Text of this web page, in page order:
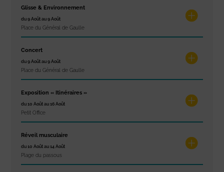
Glisse & Environnement
du 9 Août au 9 Août
Place du Général de Gaulle
Concert
du 9 Août au 9 Août
Place du Général de Gaulle
Exposition « Itinéraires »
du 10 Août au 16 Août
Petit Office
Réveil musculaire
du 10 Août au 14 Août
Plage du passous